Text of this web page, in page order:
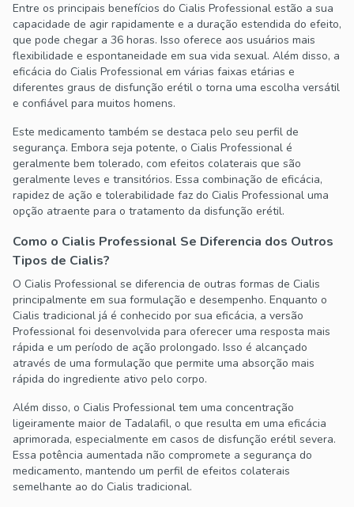
Entre os principais benefícios do Cialis Professional estão a sua
capacidade de agir rapidamente e a duração estendida do efeito,
que pode chegar a 36 horas. Isso oferece aos usuários mais
flexibilidade e espontaneidade em sua vida sexual. Além disso, a
eficácia do Cialis Professional em várias faixas etárias e
diferentes graus de disfunção erétil o torna uma escolha versátil
e confiável para muitos homens.
Este medicamento também se destaca pelo seu perfil de
segurança. Embora seja potente, o Cialis Professional é
geralmente bem tolerado, com efeitos colaterais que são
geralmente leves e transitórios. Essa combinação de eficácia,
rapidez de ação e tolerabilidade faz do Cialis Professional uma
opção atraente para o tratamento da disfunção erétil.
Como o Cialis Professional Se Diferencia dos Outros
Tipos de Cialis?
O Cialis Professional se diferencia de outras formas de Cialis
principalmente em sua formulação e desempenho. Enquanto o
Cialis tradicional já é conhecido por sua eficácia, a versão
Professional foi desenvolvida para oferecer uma resposta mais
rápida e um período de ação prolongado. Isso é alcançado
através de uma formulação que permite uma absorção mais
rápida do ingrediente ativo pelo corpo.
Além disso, o Cialis Professional tem uma concentração
ligeiramente maior de Tadalafil, o que resulta em uma eficácia
aprimorada, especialmente em casos de disfunção erétil severa.
Essa potência aumentada não compromete a segurança do
medicamento, mantendo um perfil de efeitos colaterais
semelhante ao do Cialis tradicional.